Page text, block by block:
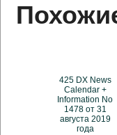
425 DX News
Calendar +
Information No
1478 от 31
августа 2019
года